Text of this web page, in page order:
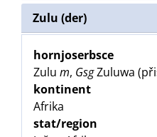
Zulu (der)
hornjoserbsce
Zulu m, GsgZuluwa
kontinent
Afrika
stat/region